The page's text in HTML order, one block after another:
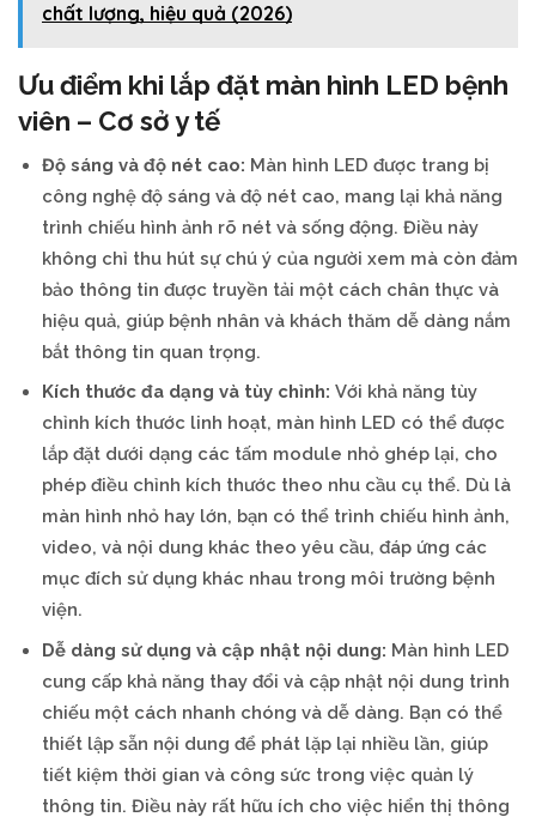
chất lượng, hiệu quả (2026)
Ưu điểm khi lắp đặt màn hình LED bệnh
viên – Cơ sở y tế
Độ sáng và độ nét cao: Màn hình LED được trang bị
công nghệ độ sáng và độ nét cao, mang lại khả năng
trình chiếu hình ảnh rõ nét và sống động. Điều này
không chỉ thu hút sự chú ý của người xem mà còn đảm
bảo thông tin được truyền tải một cách chân thực và
hiệu quả, giúp bệnh nhân và khách thăm dễ dàng nắm
bắt thông tin quan trọng.
Kích thước đa dạng và tùy chỉnh: Với khả năng tùy
chỉnh kích thước linh hoạt, màn hình LED có thể được
lắp đặt dưới dạng các tấm module nhỏ ghép lại, cho
phép điều chỉnh kích thước theo nhu cầu cụ thể. Dù là
màn hình nhỏ hay lớn, bạn có thể trình chiếu hình ảnh,
video, và nội dung khác theo yêu cầu, đáp ứng các
mục đích sử dụng khác nhau trong môi trường bệnh
viện.
Dễ dàng sử dụng và cập nhật nội dung: Màn hình LED
cung cấp khả năng thay đổi và cập nhật nội dung trình
chiếu một cách nhanh chóng và dễ dàng. Bạn có thể
thiết lập sẵn nội dung để phát lặp lại nhiều lần, giúp
tiết kiệm thời gian và công sức trong việc quản lý
thông tin. Điều này rất hữu ích cho việc hiển thị thông